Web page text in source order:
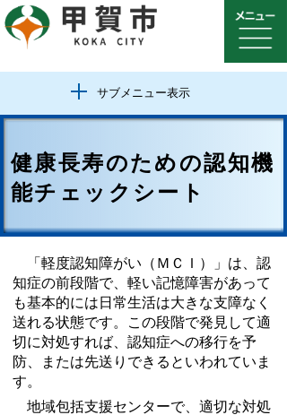
サブメニュー表示
健康長寿のための認知機
能チェックシート
「軽度認知障がい（ＭＣＩ）」は、認
知症の前段階で、軽い記憶障害があって
も基本的には日常生活は大きな支障なく
送れる状態です。この段階で発見して適
切に対処すれば、認知症への移行を予
防、または先送りできるといわれていま
す。
地域包括支援センターで、適切な対処